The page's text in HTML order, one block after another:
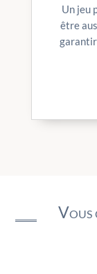
Un jeu
être
Vous